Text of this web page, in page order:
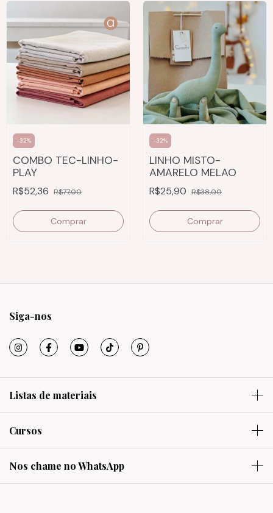
-32%
COMBO TEC-LINHO-
PLAY
R$52,36 R$77,00
Comprar
-32%
LINHO MISTO-
AMARELO MELAO
R$25,90 R$38,00
Comprar
Siga-nos
Listas de materiais
Cursos
Nos chame no WhatsApp